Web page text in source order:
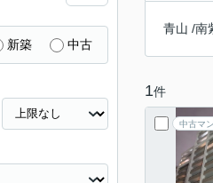
青山 /南
1件
中古マ
新築 中古